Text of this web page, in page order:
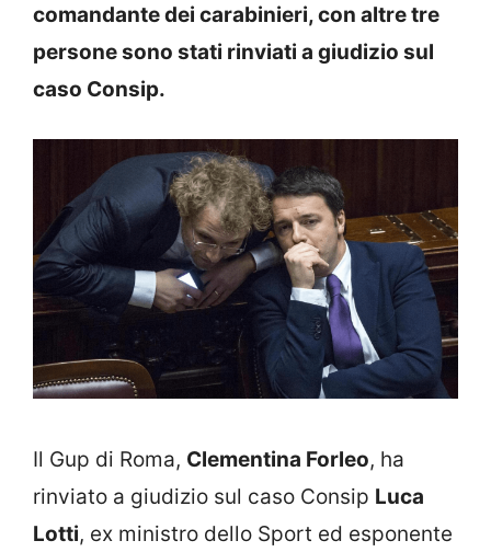
comandante dei carabinieri, con altre tre
persone sono stati rinviati a giudizio sul
caso Consip.
Il Gup di Roma, Clementina Forleo, ha
rinviato a giudizio sul caso Consip Luca
Lotti, ex ministro dello Sport ed esponente